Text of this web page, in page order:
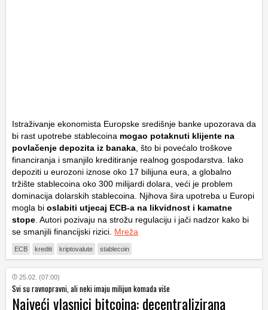
Istraživanje ekonomista Europske središnje banke upozorava da
bi rast upotrebe stablecoina mogao potaknuti klijente na
povlačenje depozita iz banaka , što bi povećalo troškove
financiranja i smanjilo kreditiranje realnog gospodarstva. Iako
depoziti u eurozoni iznose oko 17 bilijuna eura, a globalno
tržište stablecoina oko 300 milijardi dolara, veći je problem
dominacija dolarskih stablecoina. Njihova šira upotreba u Europi
mogla bi oslabiti utjecaj ECB-a na likvidnost i kamatne
stope . Autori pozivaju na strožu regulaciju i jači nadzor kako bi
se smanjili financijski rizici. Mreža
ECB krediti kriptovalute stablecoin
25.02. (07:00)
Svi su ravnopravni, ali neki imaju milijun komada više
Najveći vlasnici bitcoina: decentralizirana